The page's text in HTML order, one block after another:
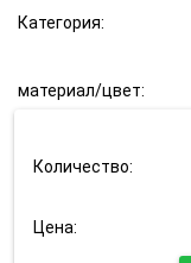
Категория:
материал/цвет:
Количество:
Цена: